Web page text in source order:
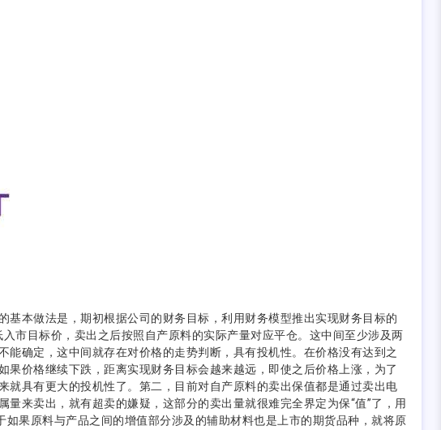
本做法是，期初根据公司的财务目标，利用财务模型推出实现财务目标的
市目标价，卖出之后按照自产原料的实际产量对应平仓。这中间至少涉及两
确定，这中间就存在对价格的走势判断，具有投机性。在价格没有达到之
价格继续下跌，距离实现财务目标会越来越远，即使之后价格上涨，为了
具有更大的投机性了。第二，目前对自产原料的卖出保值都是通过卖出电
来卖出，就有超卖的嫌疑，这部分的卖出量就很难完全界定为保“值”了，用
果原料与产品之间的增值部分涉及的辅助材料也是上市的期货品种，就将原